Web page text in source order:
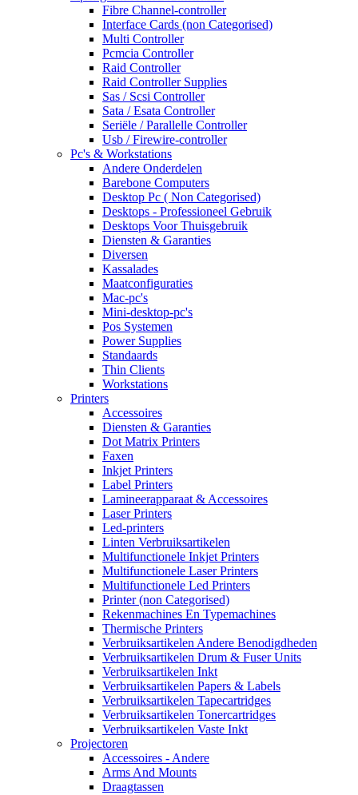
Fibre Channel-controller
Interface Cards (non Categorised)
Multi Controller
Pcmcia Controller
Raid Controller
Raid Controller Supplies
Sas / Scsi Controller
Sata / Esata Controller
Seriële / Parallelle Controller
Usb / Firewire-controller
Pc's & Workstations
Andere Onderdelen
Barebone Computers
Desktop Pc ( Non Categorised)
Desktops - Professioneel Gebruik
Desktops Voor Thuisgebruik
Diensten & Garanties
Diversen
Kassalades
Maatconfiguraties
Mac-pc's
Mini-desktop-pc's
Pos Systemen
Power Supplies
Standaards
Thin Clients
Workstations
Printers
Accessoires
Diensten & Garanties
Dot Matrix Printers
Faxen
Inkjet Printers
Label Printers
Lamineerapparaat & Accessoires
Laser Printers
Led-printers
Linten Verbruiksartikelen
Multifunctionele Inkjet Printers
Multifunctionele Laser Printers
Multifunctionele Led Printers
Printer (non Categorised)
Rekenmachines En Typemachines
Thermische Printers
Verbruiksartikelen Andere Benodigdheden
Verbruiksartikelen Drum & Fuser Units
Verbruiksartikelen Inkt
Verbruiksartikelen Papers & Labels
Verbruiksartikelen Tapecartridges
Verbruiksartikelen Tonercartridges
Verbruiksartikelen Vaste Inkt
Projectoren
Accessoires - Andere
Arms And Mounts
Draagtassen